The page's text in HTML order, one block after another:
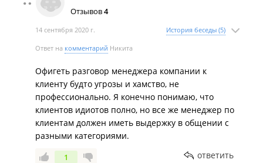
Отзывов4
14 сентября 2020 г. История беседы (5)
Ответ на комментарий Никита
Офигеть разговор менеджера компании к
клиенту будто угрозы и хамство, не
профессионально. Я конечно понимаю, что
клиентов идиотов полно, но все же менеджер по
клиентам должен иметь выдержку в общении с
разными категориями.
1 ответить